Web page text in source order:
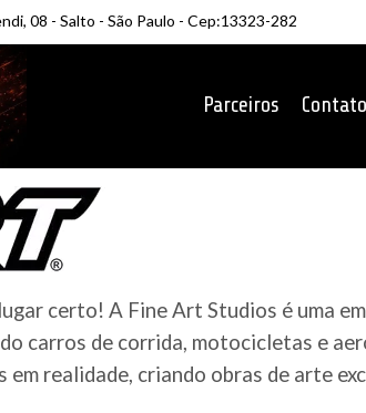
08 - Salto - São Paulo - Cep:13323-282
Parceiros Contato
certo! A Fine Art Studios é uma
carros de corrida, motocicletas e
realidade, criando obras de arte